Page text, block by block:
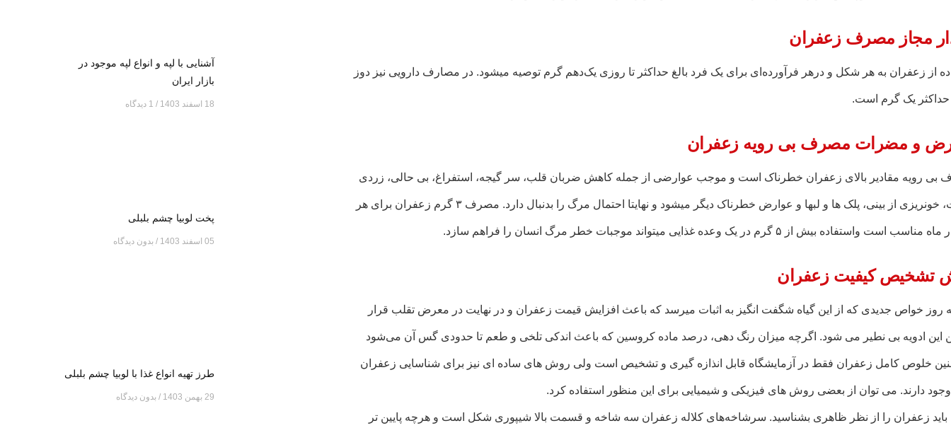
مجاز مصرف زعفران
از زعفران به هر شکل و درهر فرآورده‌ای برای یک فرد بالغ حداکثر تا روزی یک‌دهم گرم توصیه میشود. در مصارف دارویی نیز دوز
حداکثر یک گرم است.
و مضرات مصرف بی رویه زعفران
بی رویه مقادیر بالای زعفران خطرناک است و موجب عوارضی از جمله کاهش ضربان قلب، سر گیجه، استفراغ، بی حالی، زردی
پوست، خونریزی از بینی، پلک ها و لبها و عوارض خطرناک دیگر میشود و نهایتا احتمال مرگ را بدنبال دارد. مصرف ۳ گرم زعفران برای هر
است واستفاده بیش از ۵ گرم در یک وعده غذایی میتواند موجبات خطر مرگ انسان را فراهم سازد.
تشخیص کیفیت زعفران
روز خواص جدیدی که از این گیاه شگفت انگیز به اثبات میرسد که باعث افزایش قیمت زعفران و در نهایت در معرض تقلب‌ قرار
این ادویه بی نطیر می شود. اگرچه میزان رنگ دهی، درصد ماده کروسین که باعث اندکی تلخی و طعم تا حدودی گس آن می‌شود
خلوص کامل زعفران فقط در آزمایشگاه قابل انذازه گیری و تشخیص است ولی روش های ساده ای نیز برای شناسایی زعفران
دارند. می توان از بعضی روش های فیزیکی و شیمیایی برای این منظور استفاده کرد.
باید زعفران را از نظر ظاهری بشناسید. سرشاخه‌های کلاله زعفران سه شاخه و قسمت بالا شیپوری شکل است و هرچه پایین تر
آشنایی با لپه و انواع لپه موجود در
بازار ایران
18 اسفند 1403 1 دیدگاه
پخت لوبیا چشم بلبلی
05 اسفند 1403 بدون دیدگاه
طرز تهیه انواع غذا با لوبیا چشم بلبلی
29 بهمن 1403 بدون دیدگاه